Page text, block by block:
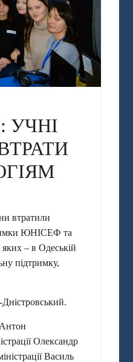
УЧНІ
втратили
ЮНІСЕФ та
яких – в Одеській
підтримку,
Антон
Олександр
Василь